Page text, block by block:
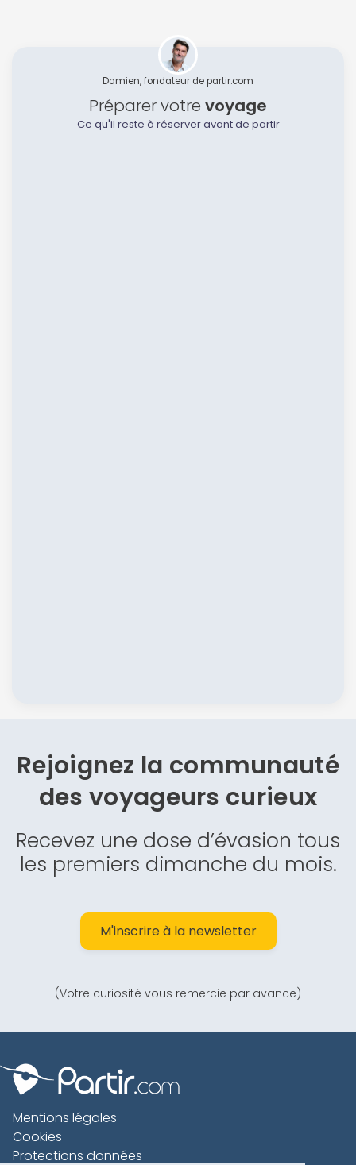
Damien, fondateur de partir.com
Préparer votre voyage
Ce qu'il reste à réserver avant de partir
Rejoignez la communauté
desvoyageurs curieux
Recevez une dose d’évasion tous
les premiers dimanche du mois.
M'inscrire à la newsletter
(Votre curiosité vous remercie par avance)
Mentions légales
Cookies
Protections données